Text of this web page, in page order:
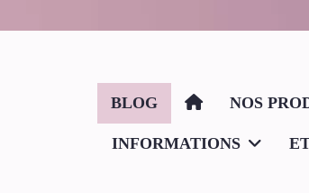
BLOG NOS
INFORMATIONS